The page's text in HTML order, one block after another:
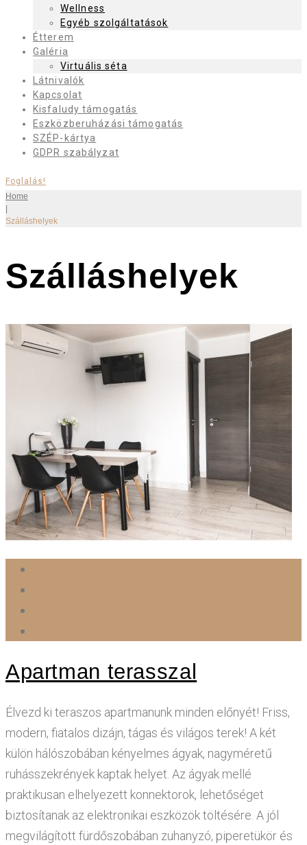
Wellness
Egyéb szolgáltatások
Étterem
Galéria
Virtuális séta
Látnivalók
Kapcsolat
Kisfaludy támogatás
Eszközberuházási támogatás
SZÉP-kártya
GDPR szabályzat
Foglalás!
Home
Szálláshelyek
Szálláshelyek
Apartman terasszal
Élvezd ki teraszos apartmanunk minden előnyét! Friss,
modern, fiatalos dizájn, tágas és világos terek! A két
külön hálószobában kényelmes ágyak, nagyméretű
ruhásszekrények kaptak helyet. Az ágyak mellé
praktikusan elhelyezett konnektorok, lehetőséget
biztosítanak az elektronikai eszközök töltésére. A jól
megvilágított fürdőszobában zuhanyzó, piperetükör és